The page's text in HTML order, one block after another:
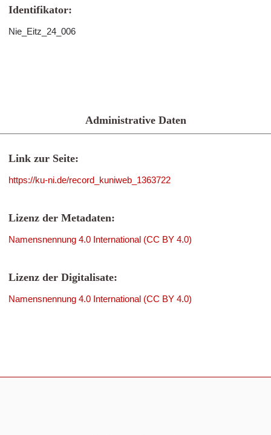
Identifikator:
Nie_Eitz_24_006
Administrative Daten
Link zur Seite:
https://ku-ni.de/record_kuniweb_1363722
Lizenz der Metadaten:
Namensnennung 4.0 International (CC BY 4.0)
Lizenz der Digitalisate:
Namensnennung 4.0 International (CC BY 4.0)